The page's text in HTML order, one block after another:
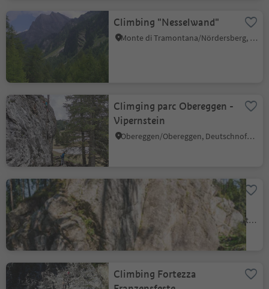
Climbing "Nesselwand"
Monte di Tramontana/Nördersberg, Schlanders/Silandro, Vinschgau/Val Venosta
Climging parc Obereggen -
Vipernstein
Obereggen/Obereggen, Deutschnofen/Nova Ponente, Dolomites Region Eggental
Climbing Garden in
Antholz Niedertal
Anterselva di Sotto/Antholz-Niedertal, Rasen-Antholz/Rasun Anterselva, Dolomites Region Kronplatz/Plan de Corones
Climbing Fortezza